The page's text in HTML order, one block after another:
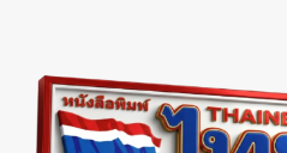
content